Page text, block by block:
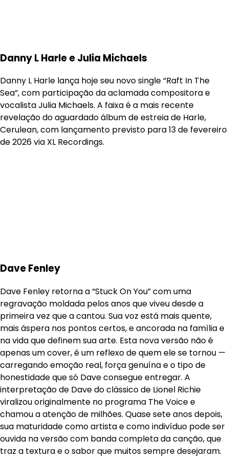
Danny L Harle e Julia Michaels
Danny L Harle lança hoje seu novo single “Raft In The
Sea”, com participação da aclamada compositora e
vocalista Julia Michaels. A faixa é a mais recente
revelação do aguardado álbum de estreia de Harle,
Cerulean, com lançamento previsto para 13 de fevereiro
de 2026 via XL Recordings.
Dave Fenley
Dave Fenley retorna a “Stuck On You” com uma
regravação moldada pelos anos que viveu desde a
primeira vez que a cantou. Sua voz está mais quente,
mais áspera nos pontos certos, e ancorada na família e
na vida que definem sua arte. Esta nova versão não é
apenas um cover, é um reflexo de quem ele se tornou —
carregando emoção real, força genuína e o tipo de
honestidade que só Dave consegue entregar. A
interpretação de Dave do clássico de Lionel Richie
viralizou originalmente no programa The Voice e
chamou a atenção de milhões. Quase sete anos depois,
sua maturidade como artista e como indivíduo pode ser
ouvida na versão com banda completa da canção, que
traz a textura e o sabor que muitos sempre desejaram.